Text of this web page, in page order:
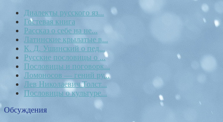
Диалекты русского яз...
Гостевая книга
Рассказ о себе на не...
Латинские крылатые в...
К. Д. Ушинский о пед...
Русские пословицы о ...
Пословицы и поговорк...
Ломоносов — гений ру...
Лев Николаевич Толст...
Пословицы о культуре...
Обсуждения